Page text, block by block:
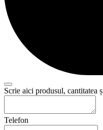
Scrie aici produsul, cantitatea
Telefon